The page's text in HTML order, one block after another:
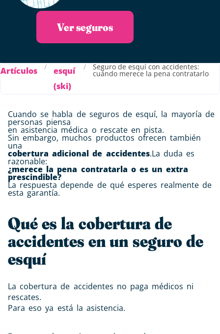
Ver seguros
Artículos /
esquí
(ski)
/ Seguro de esquí con accidentes:
cuándo merece la pena contratarlo
Cuando se habla de seguros de esquí, la mayoría de
personas piensa
en asistencia médica o rescate en pista.
Sin embargo, muchos productos ofrecen también
una
cobertura adicional de accidentes.La duda es
razonable:
¿merece la pena contratarla o es un extra
prescindible?
La respuesta depende de qué esperes realmente de
esta garantía.
Qué es la cobertura de
accidentes en un seguro de
esquí
La cobertura de accidentes no paga médicos ni
rescates.
Para eso ya está la asistencia.